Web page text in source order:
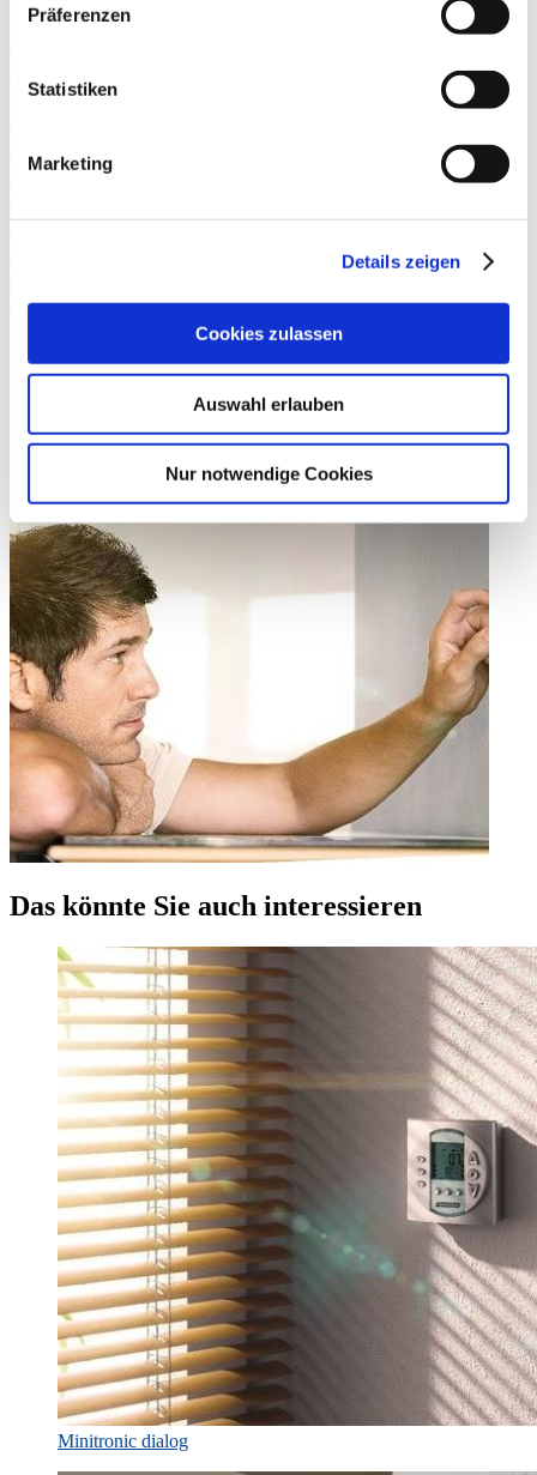
Präferenzen
Statistiken
Marketing
Details zeigen
Cookies zulassen
Auswahl erlauben
Nur notwendige Cookies
Weitere Bilder
Das könnte Sie auch interessieren
Minitronic dialog